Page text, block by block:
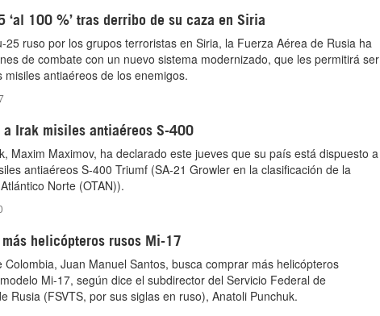
‘al 100 %’ tras derribo de su caza en Siria
25 ruso por los grupos terroristas en Siria, la Fuerza Aérea de Rusia ha
de combate con un nuevo sistema modernizado, que les permitirá ser
misiles antiaéreos de los enemigos.
a Irak misiles antiaéreos S-400
Maxim Maximov, ha declarado este jueves que su país está dispuesto a
antiaéreos S-400 Triumf (SA-21 Growler en la clasificación de la
Norte (OTAN)).
helicópteros rusos Mi-17
Juan Manuel Santos, busca comprar más helicópteros
Mi-17, según dice el subdirector del Servicio Federal de
Rusia (FSVTS, por sus siglas en ruso), Anatoli Punchuk.